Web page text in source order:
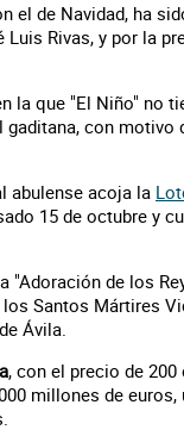
el de Navidad, ha
Rivas, y por la
la que "El Niño" no
gaditana, con motivo
abulense acoja la
15 de octubre y
"Adoración de los
Santos Mártires
Ávila.
, con el precio de
millones de